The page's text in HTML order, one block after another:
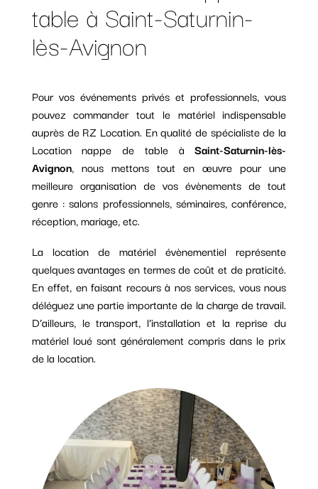
table à Saint-Saturnin-
lès-Avignon
Pour vos événements privés et professionnels, vous
pouvez commander tout le matériel indispensable
auprès de RZ Location. En qualité de spécialiste de la
Location nappe de table àSaint-Saturnin-lès-
Avignon, nous mettons tout en œuvre pour une
meilleure organisation de vos évènements de tout
genre : salons professionnels, séminaires, conférence,
réception, mariage, etc.
La location de matériel évènementiel représente
quelques avantages en termes de coût et de praticité.
En effet, en faisant recours à nos services, vous nous
déléguez une partie importante de la charge de travail.
D’ailleurs, le transport, l’installation et la reprise du
matériel loué sont généralement compris dans le prix
de la location.